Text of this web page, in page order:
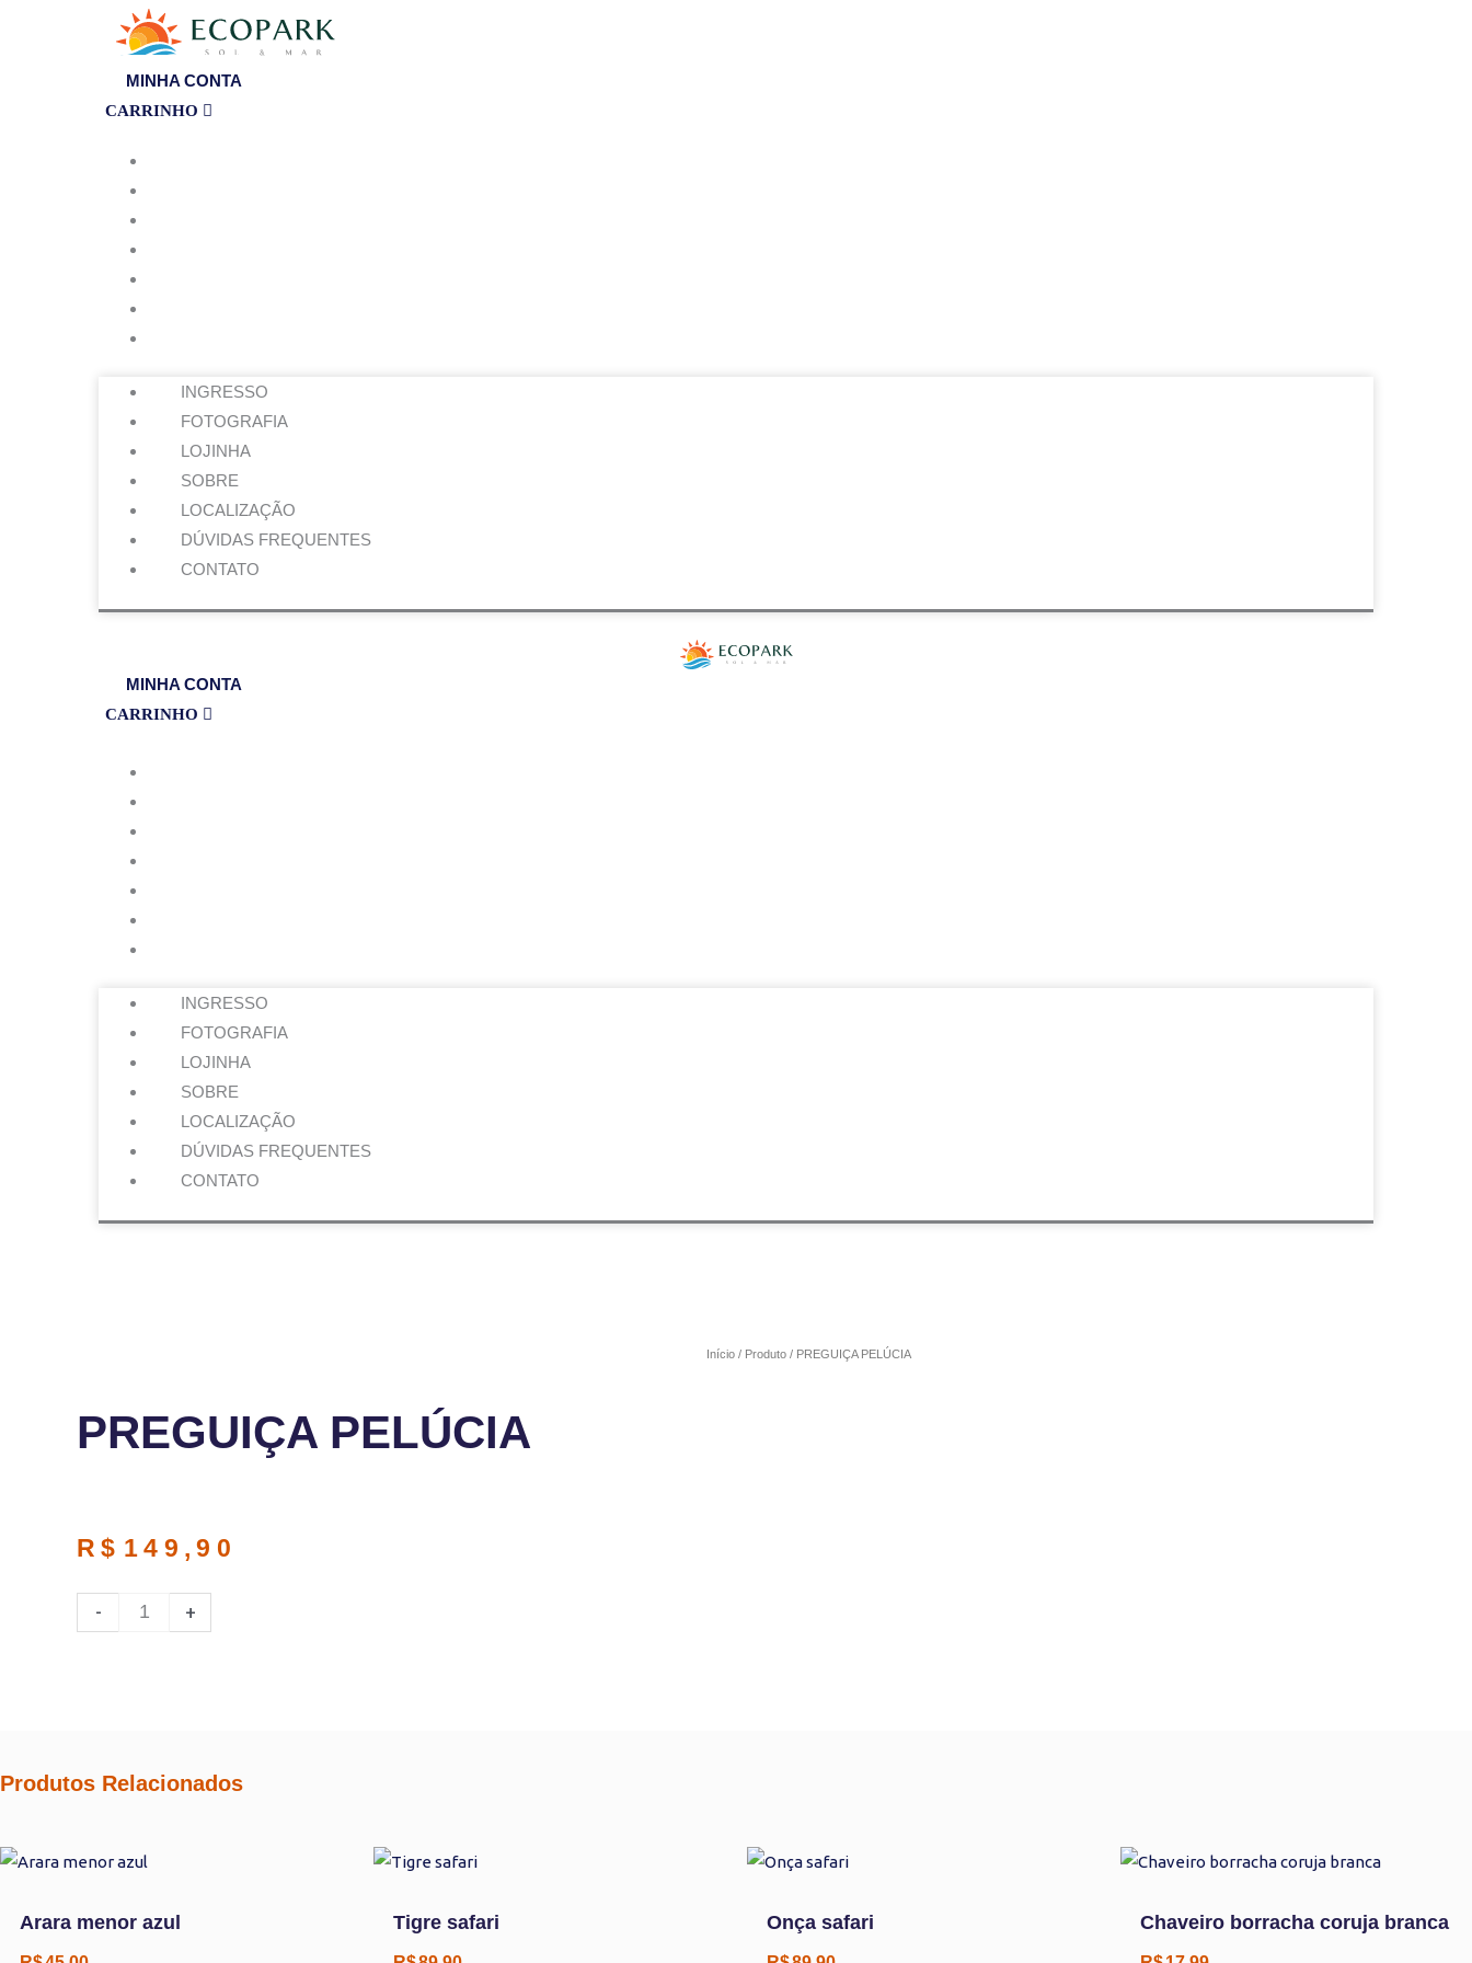
MINHA CONTA
CARRINHO
INGRESSO
FOTOGRAFIA
LOJINHA
SOBRE
LOCALIZAÇÃO
DÚVIDAS FREQUENTES
CONTATO
MINHA CONTA
CARRINHO
INGRESSO
FOTOGRAFIA
LOJINHA
SOBRE
LOCALIZAÇÃO
DÚVIDAS FREQUENTES
CONTATO
Início / Produto / PREGUIÇA PELÚCIA
PREGUIÇA PELÚCIA
R$ 149,90
- +
Produtos Relacionados
Arara menor azul Tigre safari Onça safari Chaveiro borracha coruja branca